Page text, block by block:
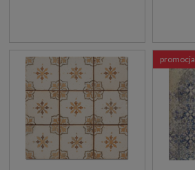
promocja